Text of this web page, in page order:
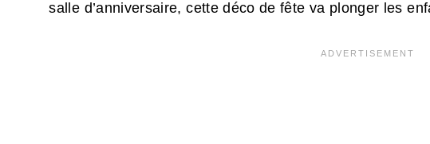
salle d’anniversaire, cette déco de fête va plonger les